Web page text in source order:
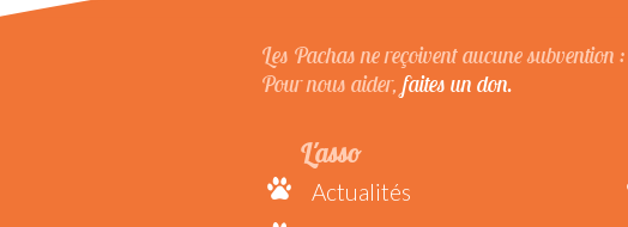
Les Pachas ne reçoivent aucune subvention
Pour nous aider,faites un don.
L'asso
Actualités